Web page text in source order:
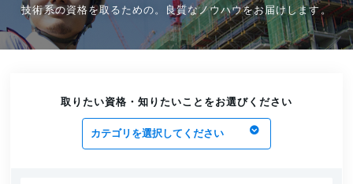
技術系の資格を取るための。良質なノウハウをお届けします。
取りたい資格・知りたいことをお選びください